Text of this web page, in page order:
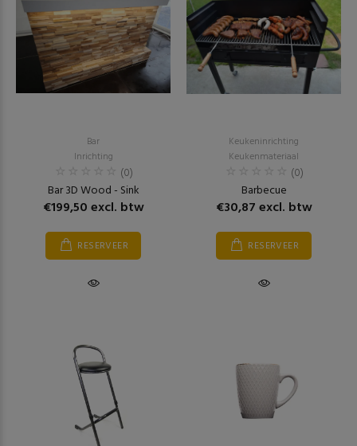
Bar
Inrichting
(0)
Bar 3D Wood - Sink
€199,50 excl. btw
RESERVEER
Keukeninrichting
Keukenmateriaal
(0)
Barbecue
€30,87 excl. btw
RESERVEER